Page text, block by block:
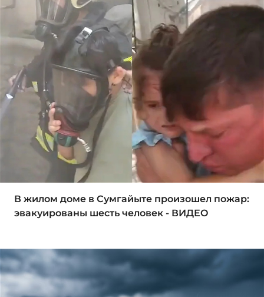
В жилом доме в Сумгайыте произошел пожар:
эвакуированы шесть человек - ВИДЕО